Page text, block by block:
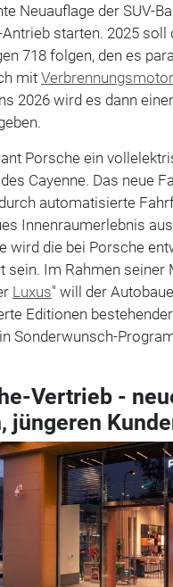
Neuauflage der SUV-
starten. 2025 soll
718 folgen, den es
mit Verbrennungsmotor
2026 wird es dann
Porsche ein
Cayenne. Das neue
automatisierte
Innenraumerlebnis
wird die bei Porsche
sein. Im Rahmen seiner
Luxus" will der
Editionen
Sonderwunsch-
Vertrieb -
jüngeren